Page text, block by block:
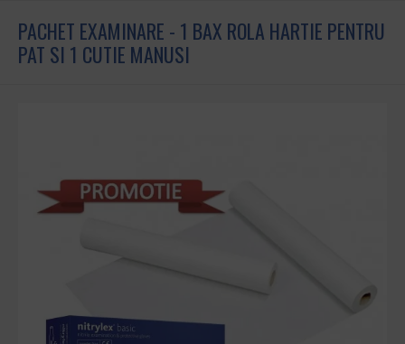
PACHET EXAMINARE - 1 BAX ROLA HARTIE PENTRU
PAT SI 1 CUTIE MANUSI